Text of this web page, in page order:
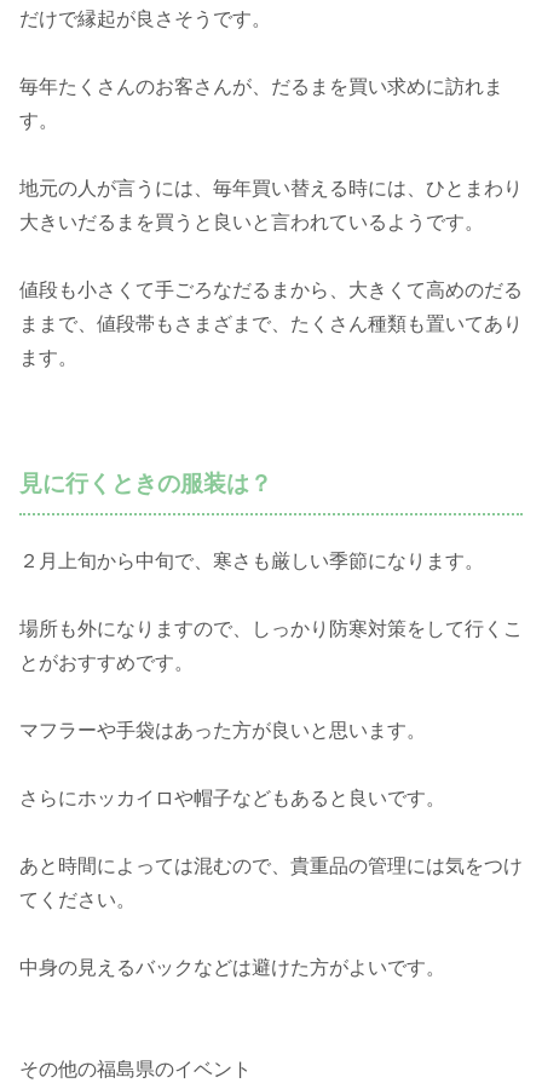
だけで縁起が良さそうです。
毎年たくさんのお客さんが、だるまを買い求めに訪れま
す。
地元の人が言うには、毎年買い替える時には、ひとまわり
大きいだるまを買うと良いと言われているようです。
値段も小さくて手ごろなだるまから、大きくて高めのだる
ままで、値段帯もさまざまで、たくさん種類も置いてあり
ます。
見に行くときの服装は？
２月上旬から中旬で、寒さも厳しい季節になります。
場所も外になりますので、しっかり防寒対策をして行くこ
とがおすすめです。
マフラーや手袋はあった方が良いと思います。
さらにホッカイロや帽子などもあると良いです。
あと時間によっては混むので、貴重品の管理には気をつけ
てください。
中身の見えるバックなどは避けた方がよいです。
その他の福島県のイベント